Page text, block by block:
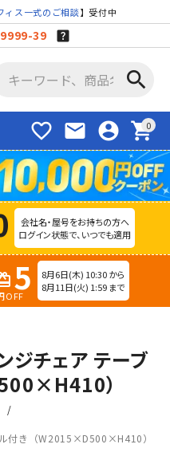
ィス一式のご相談】受付中
39
search
favorite_border mail account_circle shopping_cart
会社名・屋号をお持ちの方へ
ログイン状態で、いつでも適用
5
OFF
8月6日(木) 10:30 から
8月11日(火) 1:59 まで
ジチェア テーブ
）
付き（W2015×D500×H410）